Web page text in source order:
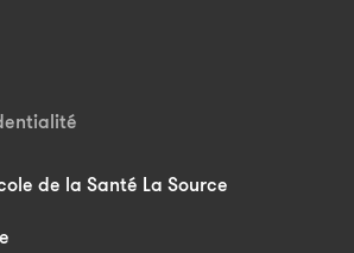
de la Santé La Source